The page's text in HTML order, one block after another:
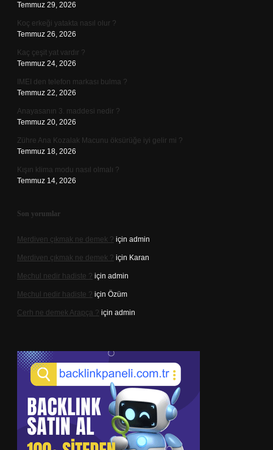
Temmuz 29, 2026
Koç erkeği yatakta nasıl olur ?
Temmuz 26, 2026
Kaç çeşit yat vardır ?
Temmuz 24, 2026
IMEI den telefon markası bulma ?
Temmuz 22, 2026
Anayasanın 3. maddesi nedir ?
Temmuz 20, 2026
Zühre Ana Kozalak Macunu öksürüğe iyi gelir mi ?
Temmuz 18, 2026
Kışın klima modu nasıl olmalı ?
Temmuz 14, 2026
Son yorumlar
Merdiven çıkmak ne demek ? için admin
Merdiven çıkmak ne demek ? için Karan
Mechul nedir hadiste ? için admin
Mechul nedir hadiste ? için Özüm
Cerh ne demek Arapça ? için admin